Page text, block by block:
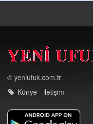
© yeniufuk.com.tr